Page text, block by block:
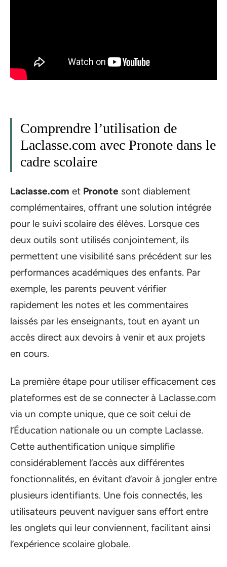
Comprendre l’utilisation de
Laclasse.com avec Pronote dans le
cadre scolaire
Laclasse.com et Pronote sont diablement
complémentaires, offrant une solution intégrée
pour le suivi scolaire des élèves. Lorsque ces
deux outils sont utilisés conjointement, ils
permettent une visibilité sans précédent sur les
performances académiques des enfants. Par
exemple, les parents peuvent vérifier
rapidement les notes et les commentaires
laissés par les enseignants, tout en ayant un
accès direct aux devoirs à venir et aux projets
en cours.
La première étape pour utiliser efficacement ces
plateformes est de se connecter à Laclasse.com
via un compte unique, que ce soit celui de
l’Éducation nationale ou un compte Laclasse.
Cette authentification unique simplifie
considérablement l’accès aux différentes
fonctionnalités, en évitant d’avoir à jongler entre
plusieurs identifiants. Une fois connectés, les
utilisateurs peuvent naviguer sans effort entre
les onglets qui leur conviennent, facilitant ainsi
l’expérience scolaire globale.